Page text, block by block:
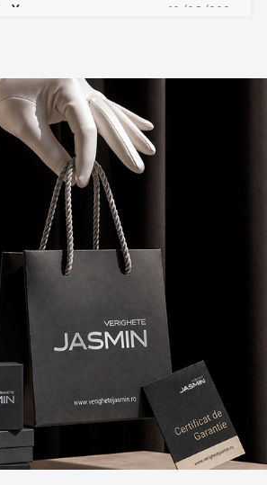
Y. 18/05/2024
încredere modul lor de lucru. Produsul
realizat, iar suportul oferit a fost constant.